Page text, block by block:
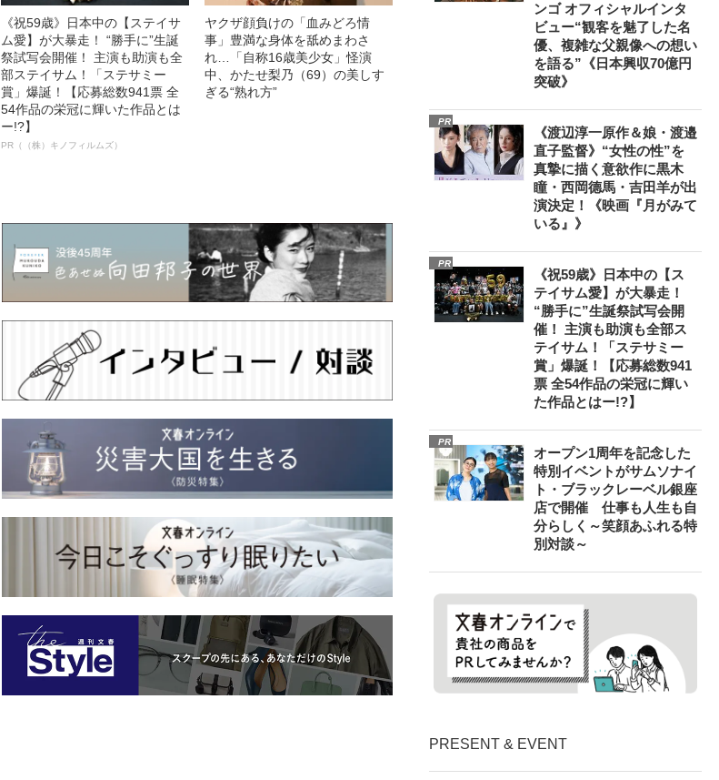
《祝59歳》日本中の【ステイサ
ム愛】が大暴走！ “勝手に”生誕
祭試写会開催！ 主演も助演も全
部ステイサム！「ステサミー
賞」爆誕！【応募総数941票 全
54作品の栄冠に輝いた作品とは
ー!?】
PR（（株）キノフィルムズ）
ヤクザ顔負けの「血みどろ情
事」豊満な身体を舐めまわさ
れ…「自称16歳美少女」怪演
中、かたせ梨乃（69）の美しす
ぎる“熟れ方”
ンゴ オフィシャルインタ
ビュー“観客を魅了した名
優、複雑な父親像への想い
を語る”《日本興収70億円
突破》
PR
《渡辺淳一原作＆娘・渡邉
直子監督》“女性の性”を
真摯に描く意欲作に黒木
瞳・西岡德馬・吉田羊が出
演決定！《映画『月がみて
いる』》
PR
《祝59歳》日本中の【ス
テイサム愛】が大暴走！
“勝手に”生誕祭試写会開
催！ 主演も助演も全部ス
テイサム！「ステサミー
賞」爆誕！【応募総数941
票 全54作品の栄冠に輝い
た作品とはー!?】
PR
オープン1周年を記念した
特別イベントがサムソナイ
ト・ブラックレーベル銀座
店で開催 仕事も人生も自
分らしく～笑顔あふれる特
別対談～
PRESENT & EVENT